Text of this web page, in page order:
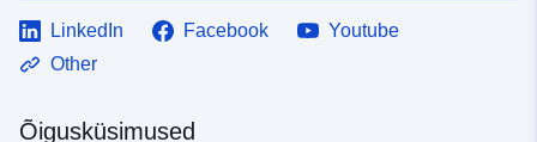
LinkedIn Facebook
Youtube
Other
Õigusküsimused